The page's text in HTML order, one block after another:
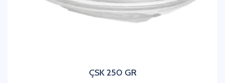
ÇSK 250 GR